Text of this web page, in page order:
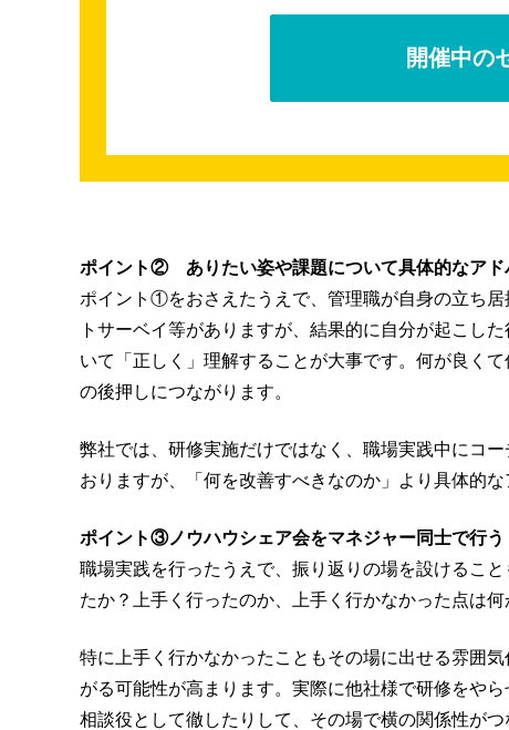
開催中の
ポイント② ありたい姿や課題について具体的なアド
ポイント①をおさえたうえで、管理職が自身の立ち
トサーベイ等がありますが、結果的に自分が起こし
いて「正しく」理解することが大事です。何が良く
の後押しにつながります。
弊社では、研修実施だけではなく、職場実践中にコ
おりますが、「何を改善すべきなのか」より具体的
ポイント③ノウハウシェア会をマネジャー同士で行う
職場実践を行ったうえで、振り返りの場を設けるこ
たか？上手く行ったのか、上手く行かなかった点は
特に上手く行かなかったこともその場に出せる雰囲
がる可能性が高まります。実際に他社様で研修をや
相談役として徹したりして、その場で横の関係性が